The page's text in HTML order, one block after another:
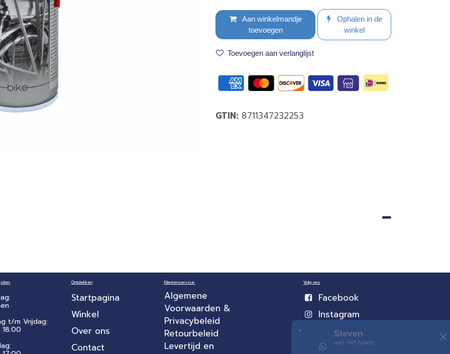
Aan winkelmandje
toevoegen
Ophalen in de
winkel
Toevoegen aan verlanglijst
GTIN: 8711347232253
t/m Vrijdag:
Ontdekken
Startpagina
Winkel
Over ons
Contact
Klantenservice:
Algemene
Voorwaarden &
Privacybeleid
Retourbeleid
Levertijd en
Volg ons
Facebook
Instagram